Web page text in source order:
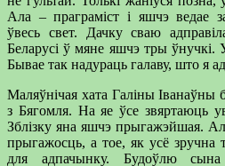
Ала – праграміст і яшчэ ведае
ўвесь свет. Дачку сваю
Беларусі ў мяне яшчэ тры ўнучкі.
Бывае так надураць галаву, што я
Маляўнічая хата Галіны Іванаўны
з Бягомля. На яе ўсе звяртаюць
Зблізку яна яшчэ прыгажэйшая.
прыгажосць, а тое, як усё зручна
для адпачынку. Будоўлю